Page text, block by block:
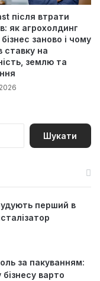
після втрати
як агрохолдинг
бізнес заново і чому
ставку на
землю та
П
перший в
за пакуванням:
варто